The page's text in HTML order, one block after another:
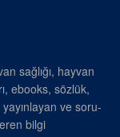
sağlığı, hayvan
ebooks, sözlük,
ve soru-
bilgi